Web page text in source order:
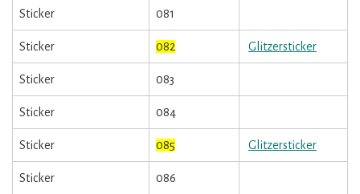
Sticker 081
Sticker 082 Glitzersticker
Sticker 083
Sticker 084
Sticker 085 Glitzersticker
Sticker 086